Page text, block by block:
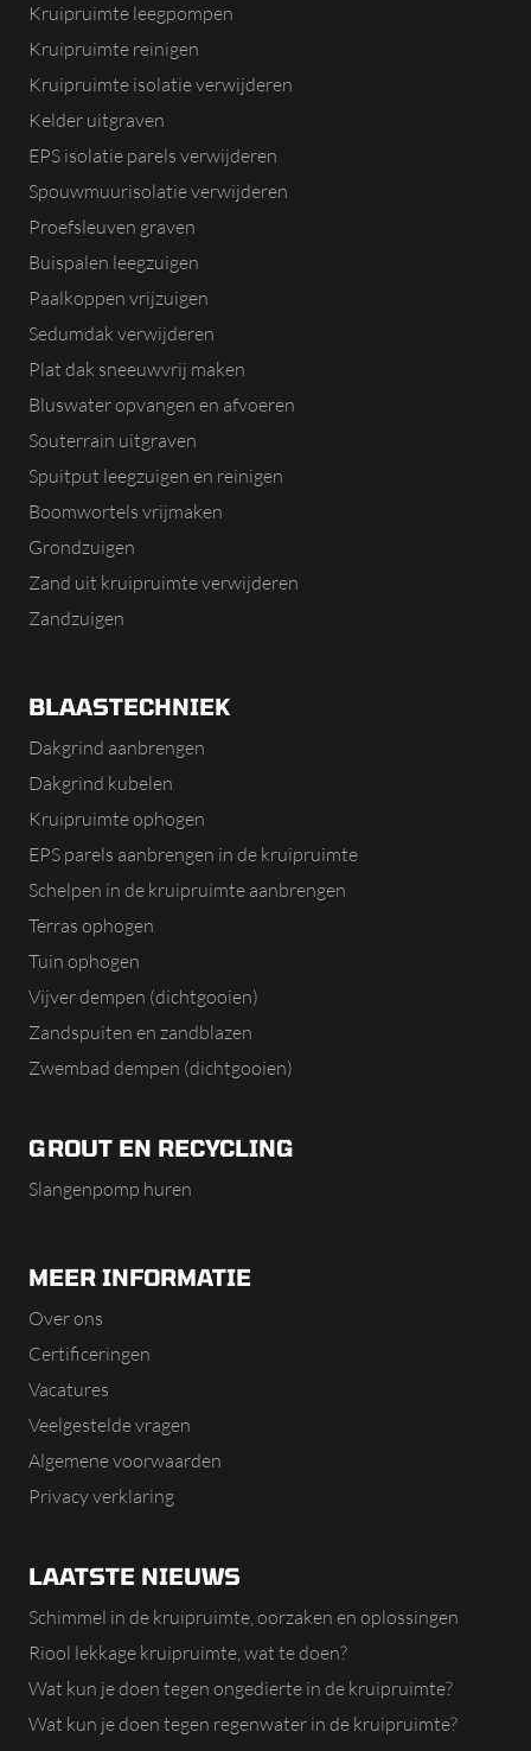
Kruipruimte leegpompen
Kruipruimte reinigen
Kruipruimte isolatie verwijderen
Kelder uitgraven
EPS isolatie parels verwijderen
Spouwmuurisolatie verwijderen
Proefsleuven graven
Buispalen leegzuigen
Paalkoppen vrijzuigen
Sedumdak verwijderen
Plat dak sneeuwvrij maken
Bluswater opvangen en afvoeren
Souterrain uitgraven
Spuitput leegzuigen en reinigen
Boomwortels vrijmaken
Grondzuigen
Zand uit kruipruimte verwijderen
Zandzuigen
BLAASTECHNIEK
Dakgrind aanbrengen
Dakgrind kubelen
Kruipruimte ophogen
EPS parels aanbrengen in de kruipruimte
Schelpen in de kruipruimte aanbrengen
Terras ophogen
Tuin ophogen
Vijver dempen (dichtgooien)
Zandspuiten en zandblazen
Zwembad dempen (dichtgooien)
GROUT EN RECYCLING
Slangenpomp huren
MEER INFORMATIE
Over ons
Certificeringen
Vacatures
Veelgestelde vragen
Algemene voorwaarden
Privacy verklaring
LAATSTE NIEUWS
Schimmel in de kruipruimte, oorzaken en oplossingen
Riool lekkage kruipruimte, wat te doen?
Wat kun je doen tegen ongedierte in de kruipruimte?
Wat kun je doen tegen regenwater in de kruipruimte?